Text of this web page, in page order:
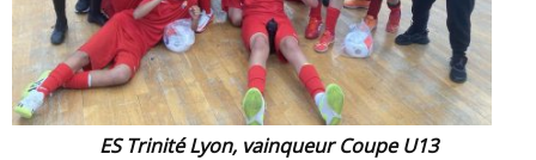
ES Trinité Lyon, vainqueur Coupe U13